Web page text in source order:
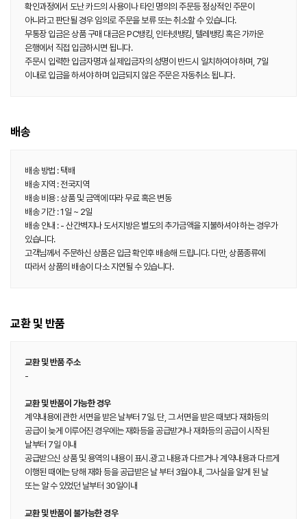
확인과정에서 도난 카드의 사용이나 타인 명의의 주문등 정상적인 주문이
아니라고 판단될 경우 임의로 주문을 보류 또는 취소할 수 있습니다.
무통장 입금은 상품 구매 대금은 PC뱅킹, 인터넷뱅킹, 텔레뱅킹 혹은 가까운
은행에서 직접 입금하시면 됩니다.
주문시 입력한 입금자명과 실제입금자의 성명이 반드시 일치하여야 하며, 7일
이내로 입금을 하셔야 하며 입금되지 않은 주문은 자동취소 됩니다.
배송
배송 방법 : 택배
배송 지역 : 전국지역
배송 비용 : 상품 및 금액에 따라 무료 혹은 변동
배송 기간 : 1일 ~ 2일
배송 안내 : - 산간벽지나 도서지방은 별도의 추가금액을 지불하셔야 하는 경우가
있습니다.
고객님께서 주문하신 상품은 입금 확인후 배송해 드립니다. 다만, 상품종류에
따라서 상품의 배송이 다소 지연될 수 있습니다.
교환 및 반품
교환 및 반품 주소
-
교환 및 반품이 가능한 경우
계약내용에 관한 서면을 받은 날부터 7일. 단, 그 서면을 받은 때보다 재화등의
공급이 늦게 이루어진 경우에는 재화등을 공급받거나 재화등의 공급이 시작된
날부터 7일 이내
공급받으신 상품 및 용역의 내용이 표시.광고 내용과 다르거나 계약내용과 다르게
이행된 때에는 당해 재화 등을 공급받은 날 부터 3월이내, 그사실을 알게 된 날
또는 알 수 있었던 날부터 30일이내
교환 및 반품이 불가능한 경우